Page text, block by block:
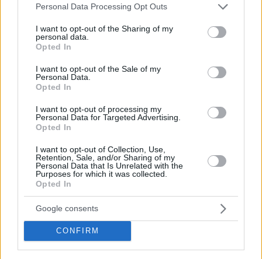
Please note that this website/app uses one or more Google
not limited to your visit or usage behaviour. You may click to
grant or deny consent to Google and its third-party tags to
use your data for below specified purposes in below Google
consent section.
Personal Data Processing Opt Outs
I want to opt-out of the Sharing of my
personal data.
Opted In
I want to opt-out of the Sale of my
Personal Data.
Opted In
I want to opt-out of processing my
Personal Data for Targeted Advertising.
Opted In
I want to opt-out of Collection, Use,
Retention, Sale, and/or Sharing of my
Personal Data that Is Unrelated with the
Purposes for which it was collected.
Opted In
Google consents
CONFIRM
Staks: Πώς μια cool καντίνα προσγειώθηκε (και
ρίζωσε) σε ένα αθέατο οικόπεδο στην Ανάβυσσο
Από brunch μέχρι δείπνο δίπλα
στο κύμα: Γιατί στο Bolivar πας
(και) για το φαγητό του
Περιπέτεια, χαλάρωση ή δροσιά;
Βρήκαμε το ρόφημα που θα